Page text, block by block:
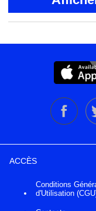
ACCÈS
Conditions
d'Utilisation